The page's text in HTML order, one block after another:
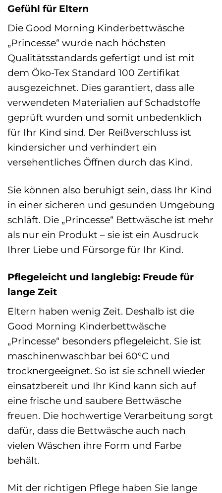
Gefühl für Eltern
Die Good Morning Kinderbettwäsche
„Princesse“ wurde nach höchsten
Qualitätsstandards gefertigt und ist mit
dem Öko-Tex Standard 100 Zertifikat
ausgezeichnet. Dies garantiert, dass alle
verwendeten Materialien auf Schadstoffe
geprüft wurden und somit unbedenklich
für Ihr Kind sind. Der Reißverschluss ist
kindersicher und verhindert ein
versehentliches Öffnen durch das Kind.
Sie können also beruhigt sein, dass Ihr Kind
in einer sicheren und gesunden Umgebung
schläft. Die „Princesse“ Bettwäsche ist mehr
als nur ein Produkt – sie ist ein Ausdruck
Ihrer Liebe und Fürsorge für Ihr Kind.
Pflegeleicht und langlebig: Freude für
lange Zeit
Eltern haben wenig Zeit. Deshalb ist die
Good Morning Kinderbettwäsche
„Princesse“ besonders pflegeleicht. Sie ist
maschinenwaschbar bei 60°C und
trocknergeeignet. So ist sie schnell wieder
einsatzbereit und Ihr Kind kann sich auf
eine frische und saubere Bettwäsche
freuen. Die hochwertige Verarbeitung sorgt
dafür, dass die Bettwäsche auch nach
vielen Wäschen ihre Form und Farbe
behält.
Mit der richtigen Pflege haben Sie lange